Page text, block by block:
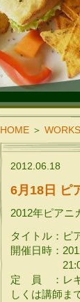
HOME ＞
2012.06.18
6月18日 ピ
2012年ピアニ
タイトル：ピ
開催日時：
定 員 ：レギ
しくは講師ま